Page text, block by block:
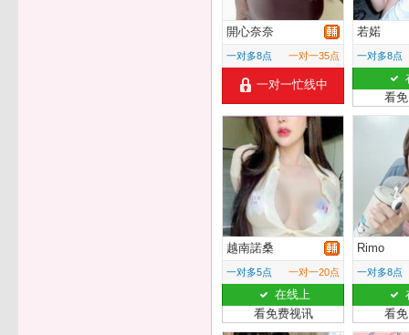
開心奈奈
一对多8点 一对一35点
一对一忙线中
若婼
一对多8点
看
越南諾桑
一对多5点 一对一20点
在线上
看免费视讯
Rimo
一对多8点
看